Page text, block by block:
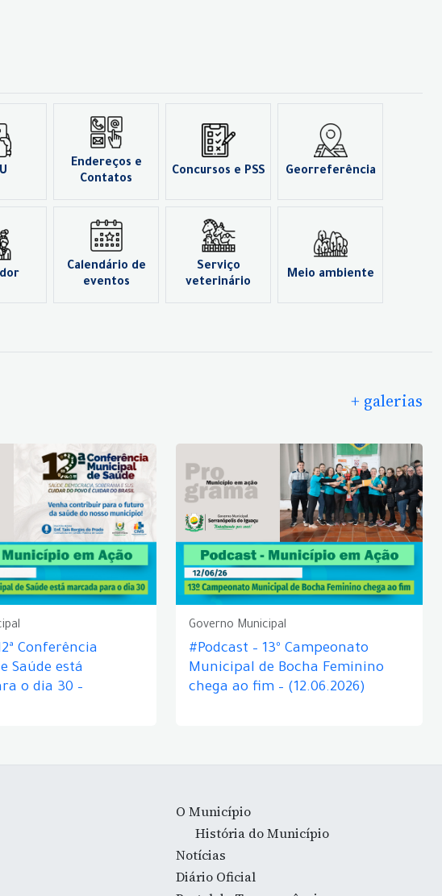
Endereços e
Contatos
Concursos e PSS Georreferência
Calendário de
eventos
Serviço
veterinário
Meio ambiente
+ galerias
Conferência
Saúde está
o dia 30 –
Governo Municipal
#Podcast – 13º Campeonato
Municipal de Bocha Feminino
chega ao fim – (12.06.2026)
O Município
História do Município
Notícias
Diário Oficial